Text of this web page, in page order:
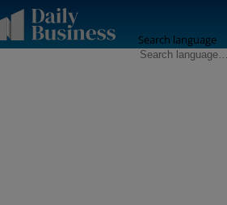
Search language